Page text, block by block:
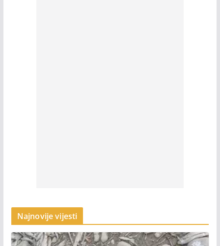
Najnovije vijesti